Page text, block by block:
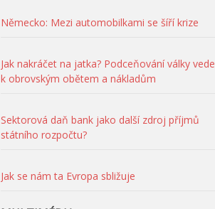
Německo: Mezi automobilkami se šíří krize
Jak nakráčet na jatka? Podceňování války vede
k obrovským obětem a nákladům
Sektorová daň bank jako další zdroj příjmů
státního rozpočtu?
Jak se nám ta Evropa sbližuje